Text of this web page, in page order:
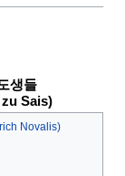
생들
Sais)
Novalis)